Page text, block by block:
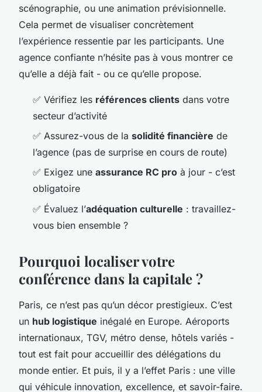
scénographie, ou une animation prévisionnelle.
Cela permet de visualiser concrètement
l’expérience ressentie par les participants. Une
agence confiante n’hésite pas à vous montrer ce
qu’elle a déjà fait - ou ce qu’elle propose.
✅ Vérifiez les références clients dans votre
secteur d’activité
✅ Assurez-vous de la solidité financière de
l’agence (pas de surprise en cours de route)
✅ Exigez une assurance RC pro à jour - c’est
obligatoire
✅ Évaluez l’adéquation culturelle : travaillez-
vous bien ensemble ?
Pourquoi localiser votre
conférence dans la capitale ?
Paris, ce n’est pas qu’un décor prestigieux. C’est
un hub logistique inégalé en Europe. Aéroports
internationaux, TGV, métro dense, hôtels variés -
tout est fait pour accueillir des délégations du
monde entier. Et puis, il y a l’effet Paris : une ville
qui véhicule innovation, excellence, et savoir-faire.